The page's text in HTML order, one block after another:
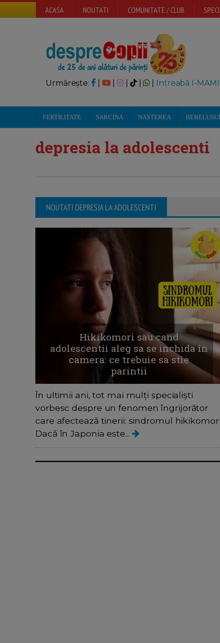
ACASA NOUTATI COMUNITATE / CLUB
Urmărește: | | Intreabă I-MAMI
FERTILITATE SARCINA NASTEREA
depresia la adolescenti
NOUTATI DEPRESIA LA ADOLESCENTI
Hikikomori sau cand
adolescentii aleg sa se inchida in
camera: ce trebuie sa stie
parintii
În ultimii ani, tot mai mulți specialiști
vorbesc despre un fenomen îngrijorător
care afectează tinerii: sindromul
Dacă în Japonia este...